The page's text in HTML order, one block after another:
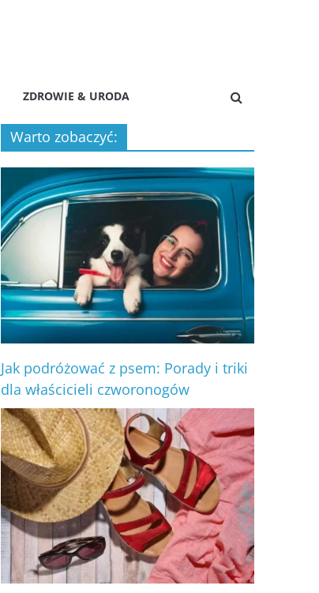
ZDROWIE & URODA
Warto zobaczyć:
Jak podróżować z psem: Porady i triki
dla właścicieli czworonogów